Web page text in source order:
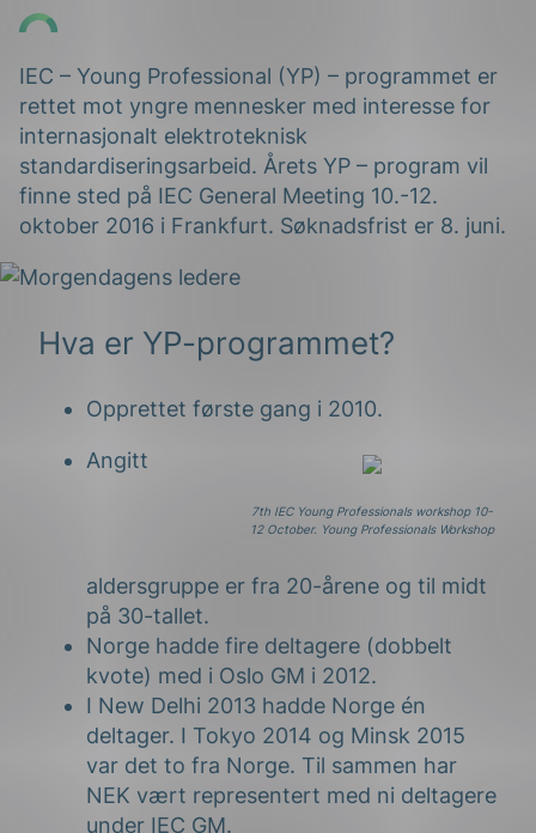
IEC – Young Professional (YP) – programmet er
rettet mot yngre mennesker med interesse for
internasjonalt elektroteknisk
standardiseringsarbeid. Årets YP – program vil
finne sted på IEC General Meeting 10.-12.
oktober 2016 i Frankfurt. Søknadsfrist er 8. juni.
Hva er YP-programmet?
Opprettet første gang i 2010.
7th IEC Young Professionals workshop 10-
12 October. Young Professionals Workshop
Angitt
aldersgruppe er fra 20-årene og til midt
på 30-tallet.
Norge hadde fire deltagere (dobbelt
kvote) med i Oslo GM i 2012.
I New Delhi 2013 hadde Norge én
deltager. I Tokyo 2014 og Minsk 2015
var det to fra Norge. Til sammen har
NEK vært representert med ni deltagere
under IEC GM.